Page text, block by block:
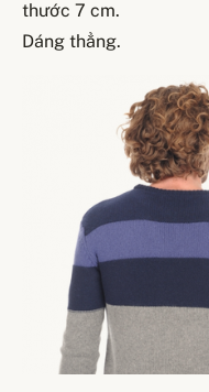
thước 7 cm.
Dáng thẳng.